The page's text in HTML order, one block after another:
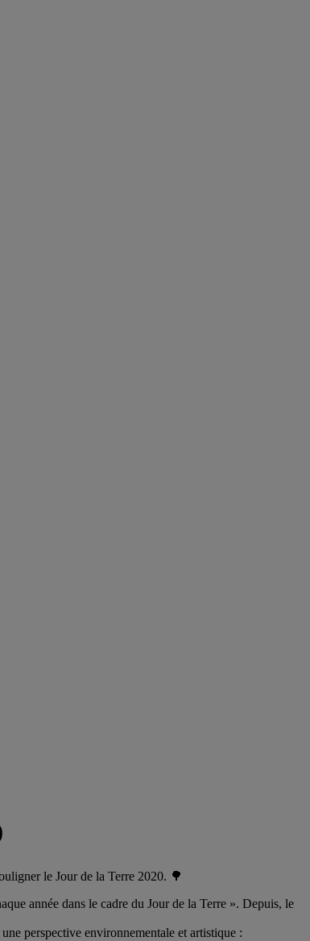
le Jour de la Terre 2020. 🌳
année dans le cadre du Jour de la Terre ». Depuis, le
perspective environnementale et artistique :